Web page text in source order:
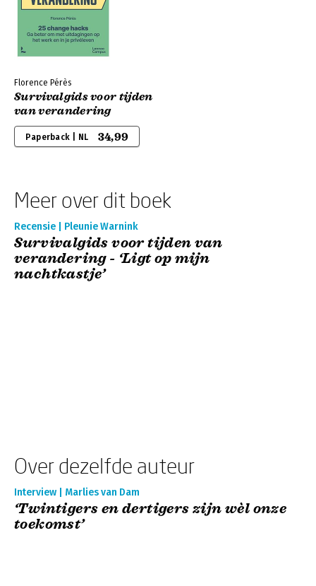
Florence Pérès
Survivalgids voor tijden
van verandering
Paperback | NL 34,99
Meer over dit boek
Recensie | Pleunie Warnink
Survivalgids voor tijden van
verandering - ‘Ligt op mijn
nachtkastje’
Over dezelfde auteur
Interview | Marlies van Dam
‘Twintigers en dertigers zijn wèl onze
toekomst’